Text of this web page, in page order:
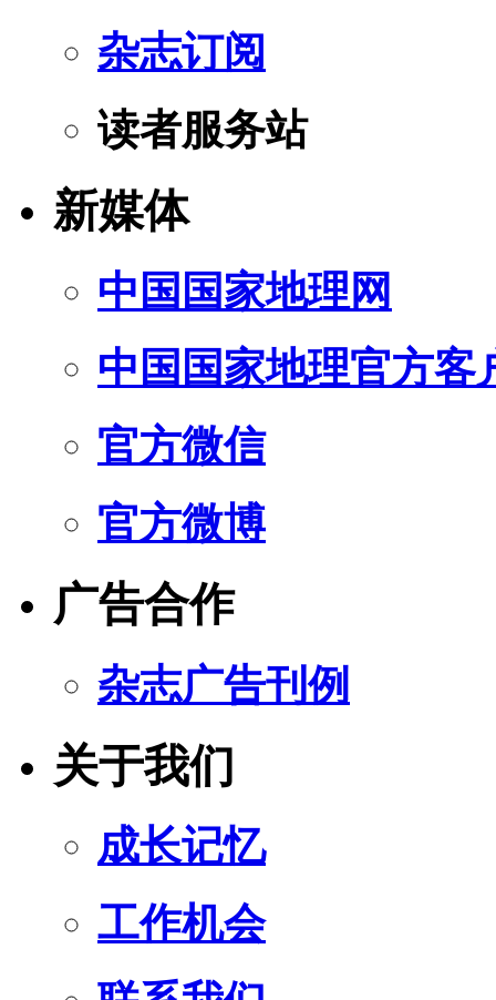
杂志订阅
读者服务站
新媒体
中国国家地理网
中国国家地理官方客
官方微信
官方微博
广告合作
杂志广告刊例
关于我们
成长记忆
工作机会